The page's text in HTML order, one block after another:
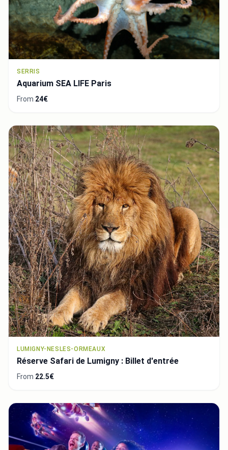
SERRIS
Aquarium SEA LIFE Paris
From 24€
LUMIGNY-NESLES-ORMEAUX
Réserve Safari de Lumigny : Billet d'entrée
From 22.5€